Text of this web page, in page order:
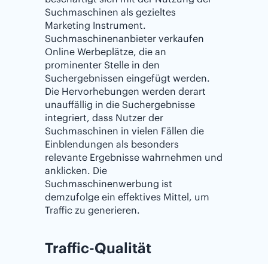
Suchmaschinen als gezieltes
Marketing Instrument.
Suchmaschinenanbieter verkaufen
Online Werbeplätze, die an
prominenter Stelle in den
Suchergebnissen eingefügt werden.
Die Hervorhebungen werden derart
unauffällig in die Suchergebnisse
integriert, dass Nutzer der
Suchmaschinen in vielen Fällen die
Einblendungen als besonders
relevante Ergebnisse wahrnehmen und
anklicken. Die
Suchmaschinenwerbung ist
demzufolge ein effektives Mittel, um
Traffic zu generieren.
Traffic-Qualität